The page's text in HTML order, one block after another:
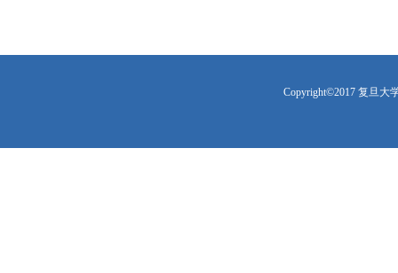
Copyright©2017 复旦大